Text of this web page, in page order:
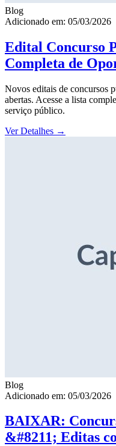
Blog
Adicionado em: 05/03/2026
Edital Concurso
Completa de
Novos editais de concursos
abertas. Acesse a lista
serviço público.
Ver Detalhes →
Blog
Adicionado em: 05/03/2026
BAIXAR:
&#8211; Editas